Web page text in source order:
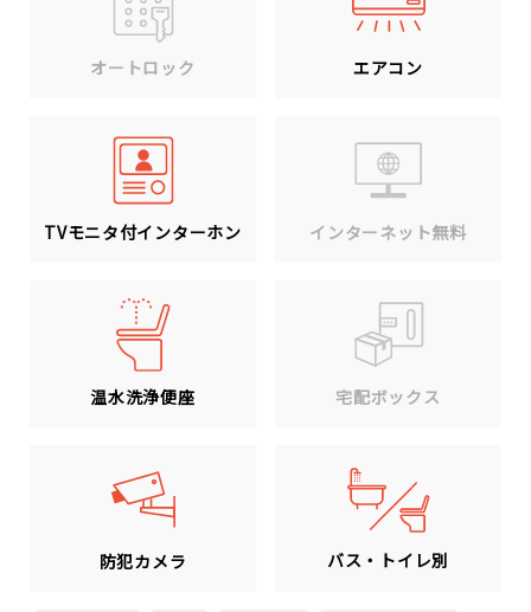
オートロック エアコン
TVモニタ付インターホン インターネット無料
温水洗浄便座 宅配ボックス
防犯カメラ バス・トイレ別